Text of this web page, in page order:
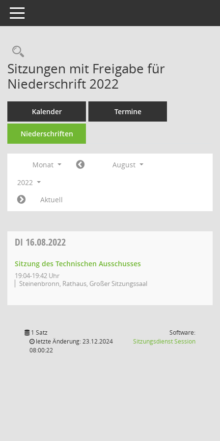
Toggle navigation
Sitzungen mit Freigabe für
Niederschrift 2022
Kalender Termine
Niederschriften
Monat
August
2022
Aktuell
DI 16.08.2022
Sitzung des Technischen Ausschusses
19:04-19:42 Uhr
Steinenbronn, Rathaus, Großer Sitzungssaal
1 Satz
letzte Änderung: 23.12.2024
08:00:22
Software:
SitzungsdienstSession(Wird in